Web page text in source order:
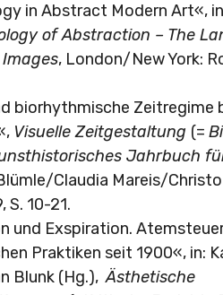
in Abstract Modern Art«,
of Abstraction – The
, London/New York:
biorhythmische Zeitregime
Visuelle Zeitgestaltung (=
Jahrbuch
Claudia Mareis/
S. 10-21.
und Exspiration.
Praktiken seit 1900«, in:
Blunk (Hg.),Ästhetische